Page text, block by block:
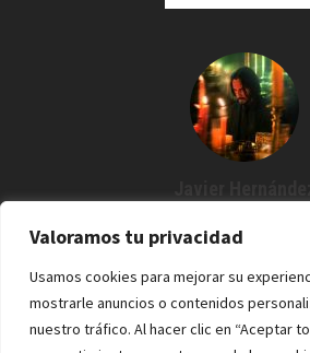
Valoramos tu privacidad
Usamos cookies para mejorar su
mostrarle anuncios o contenidos
nuestro tráfico. Al hacer clic en “Aceptar
entonces estoy por aquí. Cine